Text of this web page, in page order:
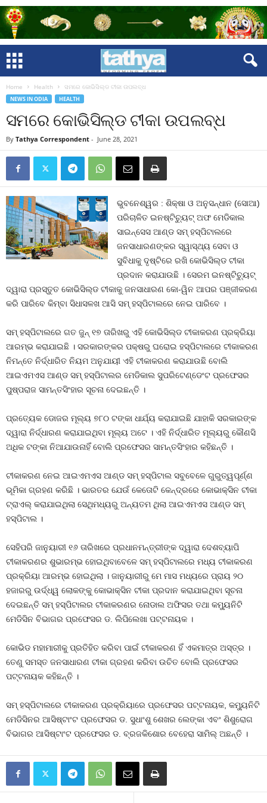
Home Health ସମରେ କୋଭିସିଲ୍ଡ ଟୀକା ଉପଲବ୍ଧ
NEWS IN ODIA HEALTH
ସମରେ କୋଭିସିଲ୍ଡ ଟୀକା ଉପଲବ୍ଧ
By Tathya Correspondent - June 28, 2021
ଭୁବନେଶ୍ୱର : ଶିକ୍ଷା ଓ ଅନୁସନ୍ଧାନ (ସୋଆ)
ପରିଚାଳିତ ଇନଷ୍ଟିଚ୍ୟୁଟ୍ ଅଫ ମେଡିକାଲ
ସାଇନ୍ସେସ ଆଣ୍ଡ ସମ୍ ହସ୍ପିଟାଲରେ
ଜନସାଧାରଣଙ୍କର ସ୍ୱାସ୍ଥ୍ୟ ସେବା ଓ
ସୁବିଧାକୁ ଦୃଷ୍ଟିରେ ରଖି କୋଭିସିଲ୍ଡ ଟୀକା
ପ୍ରଦାନ କରାଯାଉଛି । ସେରମ ଇନଷ୍ଟିଚ୍ୟୁଟ୍
ଦ୍ୱାରା ପ୍ରସ୍ତୁତ କୋଭିସିଲ୍ଡ ଟୀକାକୁ ଜନସାଧାରଣ କୋ-ୱିନ ଆପର ପଞ୍ଜୀକରଣ
କରି ପାରିବେ କିମ୍ବା ସିଧାସଳଖ ଆସି ସମ୍ ହସ୍ପିଟାଲରେ ନେଇ ପାରିବେ ।
ସମ୍ ହସ୍ପିଟାଲରେ ଗତ ଜୁନ୍ ୧୭ ତାରିଖରୁ ଏହି କୋଭିସିଲ୍ଡ ଟୀକାକରଣ ପ୍ରକ୍ରିୟା
ଆରମ୍ଭ କରାଯାଇଛି । ସରକାରଙ୍କର ପକ୍ଷରୁ ଘରୋଇ ହସ୍ପିଟାଲରେ ଟୀକାକରଣ
ନିମନ୍ତେ ନିର୍ଦ୍ଧାରିତ ନିୟମ ଅନୁଯାୟୀ ଏହି ଟୀକାକରଣ କରାଯାଉଛି ବୋଲି
ଆଇଏମଏସ ଆଣ୍ଡ ସମ୍ ହସ୍ପିଟାଲର ମେଡିକାଲ ସୁପରିଟେଣ୍ଡେଂଟ ପ୍ରଫେସର
ପୁଷ୍ପରାଜ ସାମନ୍ତସିଂହାର ସୂଚନା ଦେଇଛନ୍ତି ।
ପ୍ରତ୍ୟେକ ଡୋଜର ମୂଲ୍ୟ ୭୮୦ ଟଙ୍କା ଧାର୍ଯ୍ୟ କରାଯାଇଛି ଯାହାକି ସରକାରଙ୍କ
ଦ୍ୱାରା ନିର୍ଦ୍ଧାରଣ କରାଯାଇଥିବା ମୂଲ୍ୟ ଅଟେ । ଏହି ନିର୍ଦ୍ଧାରିତ ମୂଲ୍ୟରୁ କୌଣସି
ଅଧିକ ଟଙ୍କା ନିଆଯାଉନାହିଁ ବୋଲି ପ୍ରଫେସର ସାମନ୍ତସିଂହାର କହିଛନ୍ତି ।
ଟୀକାକରଣ ନେଇ ଆଇଏମଏସ ଆଣ୍ଡ ସମ୍ ହସ୍ପିଟାଲ ସବୁବେଳେ ଗୁରୁତ୍ୱପୂର୍ଣ୍ଣ
ଭୂମିକା ଗ୍ରହଣ କରିଛି । ଭାରତର ଯେଉଁ କେତୋଟି କେନ୍ଦ୍ରରେ କୋଭାକ୍ସିନ ଟୀକା
ଟ୍ରାଏଲ୍ କରାଯାଇଥିଲା ସେଥିମଧ୍ୟରୁ ଅନ୍ୟତମ ଥିଲା ଆଇଏମଏସ ଆଣ୍ଡ ସମ୍
ହସ୍ପିଟାଲ ।
ସେହିପରି ଜାନୁୟାରୀ ୧୬ ତାରିଖରେ ପ୍ରଧାନମନ୍ତ୍ରୀଙ୍କ ଦ୍ୱାରା ଦେଶବ୍ୟାପି
ଟୀକାକରଣର ଶୁଭାରମ୍ଭ ହୋଇଥିବାବେଳେ ସମ୍ ହସ୍ପିଟାଲରେ ମଧ୍ୟ ଟୀକାକରଣ
ପ୍ରକ୍ରିୟା ଆରମ୍ଭ ହୋଇଥିଲା । ଜାନୁୟାରୀରୁ ମେ ମାସ ମଧ୍ୟରେ ପ୍ରାୟ ୨୦
ହଜାରରୁ ଉର୍ଦ୍ଧ୍ୱ ଲୋକଙ୍କୁ କୋଭାକ୍ସିନ ଟୀକା ପ୍ରଦାନ କରାଯାଇଥିବା ସୂଚନା
ଦେଇଛନ୍ତି ସମ୍ ହସ୍ପିଟାଲର ଟୀକାକରଣର ନୋଡାଲ ଅଫିସର ତଥା କମ୍ୟୁନିଟି
ମେଡିସିନ ବିଭାଗର ପ୍ରଫେସର ଡ. ଲିପିଲେଖା ପଟ୍ଟନାୟକ ।
କୋଭିଡ ମହାମାରୀକୁ ପ୍ରତିହିତ କରିବା ପାଇଁ ଟୀକାକରଣ ହିଁ ଏକମାତ୍ର ଅସ୍ତ୍ର ।
ତେଣୁ ସମସ୍ତ ଜନସାଧାରଣ ଟୀକା ଗ୍ରହଣ କରିବା ଉଚିତ ବୋଲି ପ୍ରଫେସର
ପଟ୍ଟନାୟକ କହିଛନ୍ତି ।
ସମ୍ ହସ୍ପିଟାଲରେ ଟୀକାକରଣ ପ୍ରକ୍ରିୟାରେ ପ୍ରଫେସର ପଟ୍ଟନାୟକ, କମ୍ୟୁନିଟି
ମେଡିସିନର ଆସିଷ୍ଟାଂଟ ପ୍ରଫେସର ଡ. ସୁଧାଂଶୁ ଶେଖର ଲେଙ୍କା ଏବଂ ଶିଶୁରୋଗ
ବିଭାଗର ଆସିଷ୍ଟାଂଟ ପ୍ରଫେସର ଡ. ବ୍ରଜକିଶୋର ବେହେରା ସାମିଲ୍ ଅଛନ୍ତି ।